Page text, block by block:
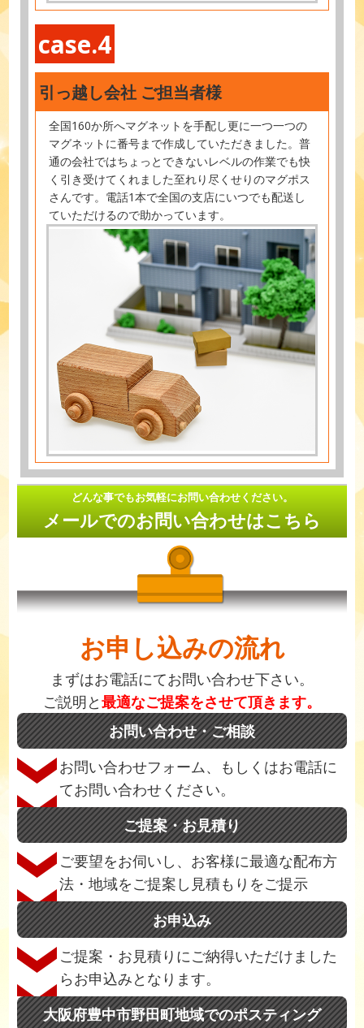
case.4
引っ越し会社 ご担当者様
全国160か所へマグネットを手配し更に一つ一つの
マグネットに番号まで作成していただきました。普
通の会社ではちょっとできないレベルの作業でも快
く引き受けてくれました至れり尽くせりのマグポス
さんです。電話1本で全国の支店にいつでも配送し
ていただけるので助かっています。
どんな事でもお気軽にお問い合わせください。
メールでのお問い合わせはこちら
お申し込みの流れ
まずはお電話にてお問い合わせ下さい。
ご説明と最適なご提案をさせて頂きます。
お問い合わせ・ご相談
お問い合わせフォーム、もしくはお電話に
てお問い合わせください。
ご提案・お見積り
ご要望をお伺いし、お客様に最適な配布方
法・地域をご提案し見積もりをご提示
お申込み
ご提案・お見積りにご納得いただけました
らお申込みとなります。
大阪府豊中市野田町地域でのポスティング